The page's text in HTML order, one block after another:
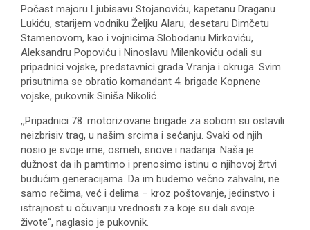
Počast majoru Ljubisavu Stojanoviću, kapetanu Draganu
Lukiću, starijem vodniku Željku Alaru, desetaru Dimčetu
Stamenovom, kao i vojnicima Slobodanu Mirkoviću,
Aleksandru Popoviću i Ninoslavu Milenkoviću odali su
pripadnici vojske, predstavnici grada Vranja i okruga. Svim
prisutnima se obratio komandant 4. brigade Kopnene
vojske, pukovnik Siniša Nikolić.
,,Pripadnici 78. motorizovane brigade za sobom su ostavili
neizbrisiv trag, u našim srcima i sećanju. Svaki od njih
nosio je svoje ime, osmeh, snove i nadanja. Naša je
dužnost da ih pamtimo i prenosimo istinu o njihovoj žrtvi
budućim generacijama. Da im budemo večno zahvalni, ne
samo rečima, već i delima – kroz poštovanje, jedinstvo i
istrajnost u očuvanju vrednosti za koje su dali svoje
živote“, naglasio je pukovnik.